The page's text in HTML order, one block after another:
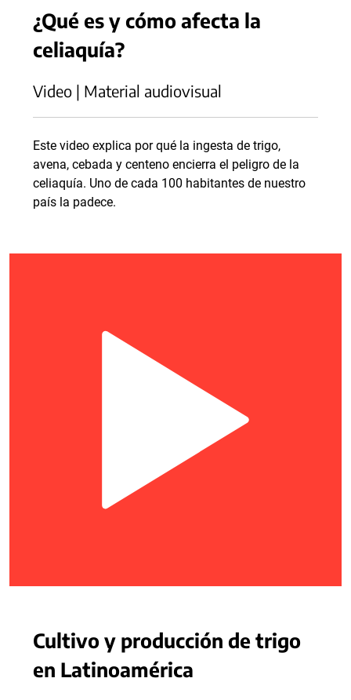
¿Qué es y cómo afecta la
celiaquía?
Video | Material audiovisual
Este video explica por qué la ingesta de trigo,
avena, cebada y centeno encierra el peligro de la
celiaquía. Uno de cada 100 habitantes de nuestro
país la padece.
Cultivo y producción de trigo
en Latinoamérica